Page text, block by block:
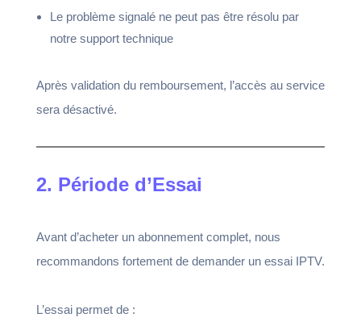
Le problème signalé ne peut pas être résolu par
notre support technique
Après validation du remboursement, l’accès au service
sera désactivé.
2. Période d’Essai
Avant d’acheter un abonnement complet, nous
recommandons fortement de demander un essai IPTV.
L’essai permet de :